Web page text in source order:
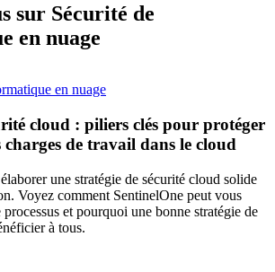
sur Sécurité de
en nuage
en nuage
cloud : piliers clés pour protéger
charges de travail dans le cloud
une stratégie de sécurité cloud solide
Voyez comment SentinelOne peut vous
et pourquoi une bonne stratégie de
à tous.